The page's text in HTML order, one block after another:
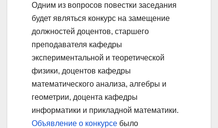
Одним из вопросов повестки заседания
будет являться конкурс на замещение
должностей доцентов, старшего
преподавателя кафедры
экспериментальной и теоретической
физики, доцентов кафедры
математического анализа, алгебры и
геометрии, доцента кафедры
информатики и прикладной математики.
Объявление о конкурсе было